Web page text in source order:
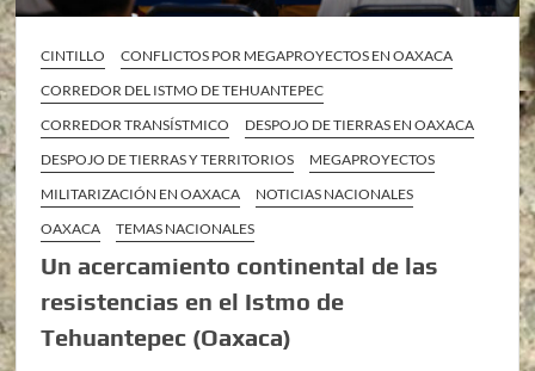
CINTILLO
CONFLICTOS POR MEGAPROYECTOS EN OAXACA
CORREDOR DEL ISTMO DE TEHUANTEPEC
CORREDOR TRANSÍSTMICO
DESPOJO DE TIERRAS EN OAXACA
DESPOJO DE TIERRAS Y TERRITORIOS
MEGAPROYECTOS
MILITARIZACIÓN EN OAXACA
NOTICIAS NACIONALES
OAXACA
TEMAS NACIONALES
Un acercamiento continental de las
resistencias en el Istmo de
Tehuantepec (Oaxaca)